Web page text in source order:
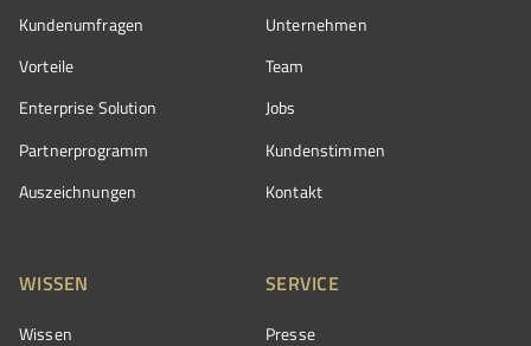
Kundenumfragen
Vorteile
Enterprise Solution
Partnerprogramm
Auszeichnungen
Unternehmen
Team
Jobs
Kundenstimmen
Kontakt
WISSEN
Wissen
SERVICE
Presse